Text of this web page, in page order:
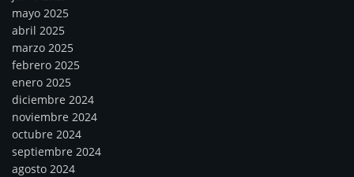
mayo 2025
abril 2025
marzo 2025
febrero 2025
enero 2025
diciembre 2024
noviembre 2024
octubre 2024
septiembre 2024
agosto 2024